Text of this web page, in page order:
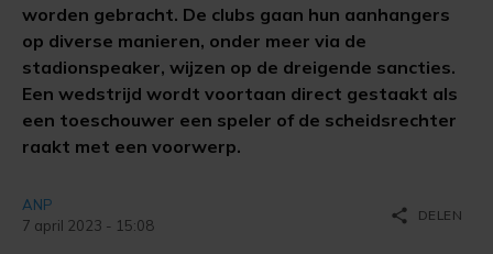
worden gebracht. De clubs gaan hun aanhangers
op diverse manieren, onder meer via de
stadionspeaker, wijzen op de dreigende sancties.
Een wedstrijd wordt voortaan direct gestaakt als
een toeschouwer een speler of de scheidsrechter
raakt met een voorwerp.
ANP
7 april 2023 - 15:08
share DELEN